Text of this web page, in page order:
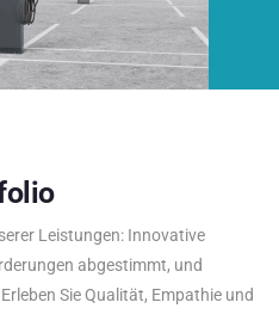
Leistungen: Innovative
abgestimmt, und
Sie Qualität, Empathie und